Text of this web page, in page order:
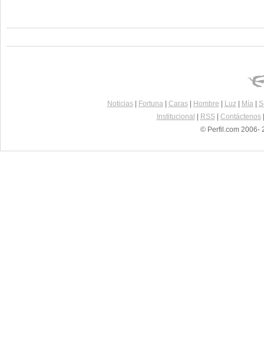
Noticias| Fortuna| Caras| Hombre Luz| Mía|
Institucional
RSS| Contáctenos
© Perfil.com 2006-